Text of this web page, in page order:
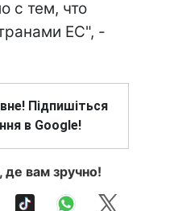
с тем, что
ЕС", -
Підпишіться
в Google!
де вам зручно!